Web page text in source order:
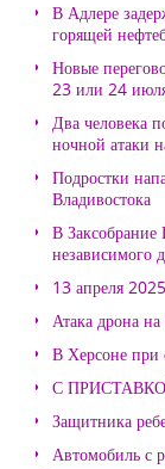
В Адлере
горящей
Новые
23 или 24
Два человека
ночной атаки
Подростки
Владивостока
В
независимого
13 апреля
Атака дрона на
В Херсоне при
С
Защитника
Автомобиль с